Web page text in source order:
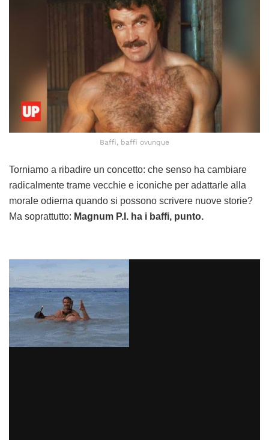
Baffi, baffi ovunque
Torniamo a ribadire un concetto: che senso ha cambiare
radicalmente trame vecchie e iconiche per adattarle alla
morale odierna quando si possono scrivere nuove storie?
Ma soprattutto: Magnum P.I. ha i baffi, punto.